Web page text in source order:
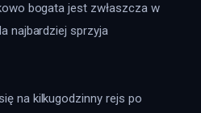
bogata jest zwłaszcza w
najbardziej sprzyja
na kilkugodzinny rejs po